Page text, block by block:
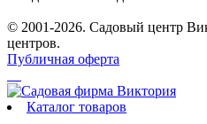
© 2001-2026. Садовый центр
центров.
Публичная оферта
Каталог товаров